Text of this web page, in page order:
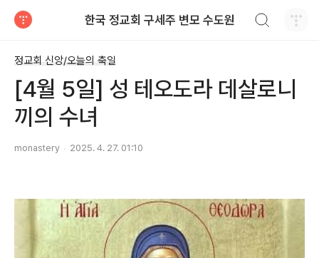
한국 정교회 구세주 변모 수도원
정교회 신앙/오늘의 축일
[4월 5일] 성 테오도라 데살로니
끼의 수녀
monastery 2025. 4. 27. 01:10